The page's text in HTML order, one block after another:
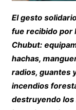
El gesto
fue recibido por
Chubut:
hachas,
radios, guantes
incendios
destruyendo los